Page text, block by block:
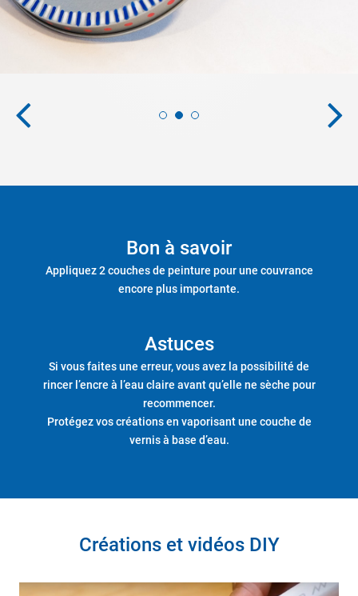
Bon à savoir
Appliquez 2 couches de peinture pour une couvrance
encore plus importante.
Astuces
Si vous faites une erreur, vous avez la possibilité de
rincer l’encre à l’eau claire avant qu’elle ne sèche pour
recommencer.
Protégez vos créations en vaporisant une couche de
vernis à base d’eau.
Créations et vidéos DIY